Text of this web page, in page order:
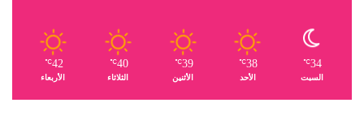
34
℃
السبت
38
℃
الأحد
39
℃
الأثنين
40
℃
الثلاثاء
42
℃
الأربعاء